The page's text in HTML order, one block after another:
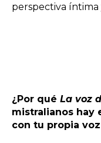
perspectiva íntima
¿Por qué La voz
mistralianos hay
con tu propia